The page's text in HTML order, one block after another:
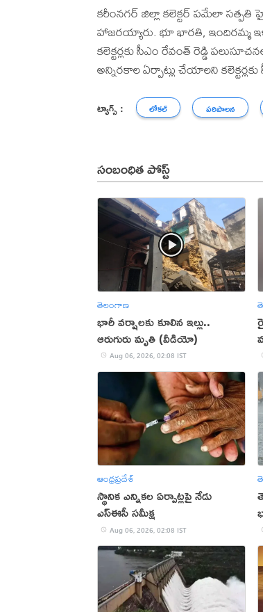
కరీంనగర్ జిల్లా కలెక్టర్ పమేలా
హాజరయ్యారు. భూ భారతి, ఇందిరమ్మ
కలెక్టర్లకు సీఎం రేవంత్ రెడ్డి
అన్నిరకాల ఏర్పాట్లు చేయాలని
ట్యాగ్స్ : లోకల్ పరిపాలన
సంబంధిత పోస్ట్
తెలంగాణ
భారీ వర్షాలకు కూలిన ఇల్లు..
ఆరుగురు మృతి (వీడియో)
Aug 06, 2026, 02:08 IST
ఆంధ్రప్రదేశ్
స్థానిక ఎన్నికల ఏర్పాట్లపై నేడు
ఎస్ఈసీ సమీక్ష
Aug 06, 2026, 02:08 IST